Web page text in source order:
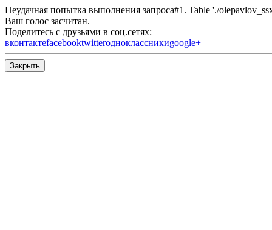
Неудачная попытка выполнения запроса#1. Table './
Ваш голос засчитан.
Поделитесь с друзьями в соц.сетях:
вконтактеfacebooktwitterодноклассникиgoogle+